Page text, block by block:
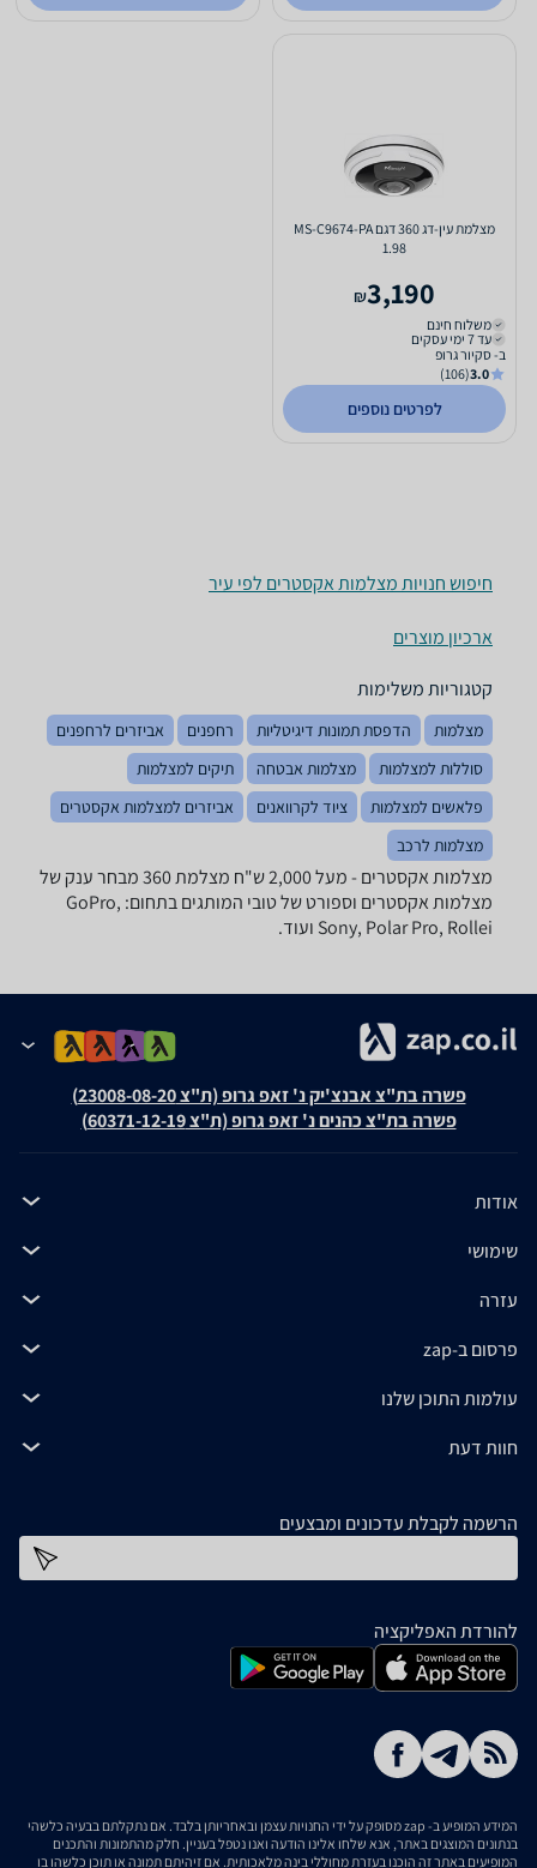
מצלמת עין-דג 360 דגם MS-C9674-PA
1.98
3,190
₪
משלוח חינם
עד 7 ימי עסקים
ב- סקיור גרופ
3.0
(106)
לפרטים נוספים
חיפוש חנויות מצלמות אקסטרים לפי עיר
ארכיון מוצרים
קטגוריות משלימות
מצלמות הדפסת תמונות דיגיטליות רחפנים
אביזרים לרחפנים
סוללות למצלמות
מצלמות אבטחה
תיקים למצלמות
פלאשים למצלמות
ציוד לקרוואנים
אביזרים למצלמות אקסטרים
מצלמות לרכב
מצלמות אקסטרים - ‏מעל 2,000 ‏ש"ח ‏מצלמת 360 מבחר ענק של
מצלמות אקסטרים וספורט של טובי המותגים בתחום: GoPro,
Sony, Polar Pro, Rollei ועוד.
פשרה בת"צ אבנצ'יק נ' זאפ גרופ (ת"צ 23008-08-20)
פשרה בת"צ כהנים נ' זאפ גרופ (ת"צ 60371-12-19)
אודות
שימושי
עזרה
פרסום ב-zap
עולמות התוכן שלנו
חוות דעת
הרשמה לקבלת עדכונים ומבצעים
להורדת האפליקציה
המידע המופיע ב- zap מסופק על ידי החנויות עצמן ובאחריותן בלבד. אם נתקלתם בבעיה כלשהי
בנתונים המוצגים באתר, אנא שלחו אלינו הודעה ואנו נטפל בעניין. חלק מהתמונות והתכנים
המופיעים באתר זה הוכנו בעזרת מחוללי בינה מלאכותית. אם זיהיתם תמונה או תוכן כלשהו בו